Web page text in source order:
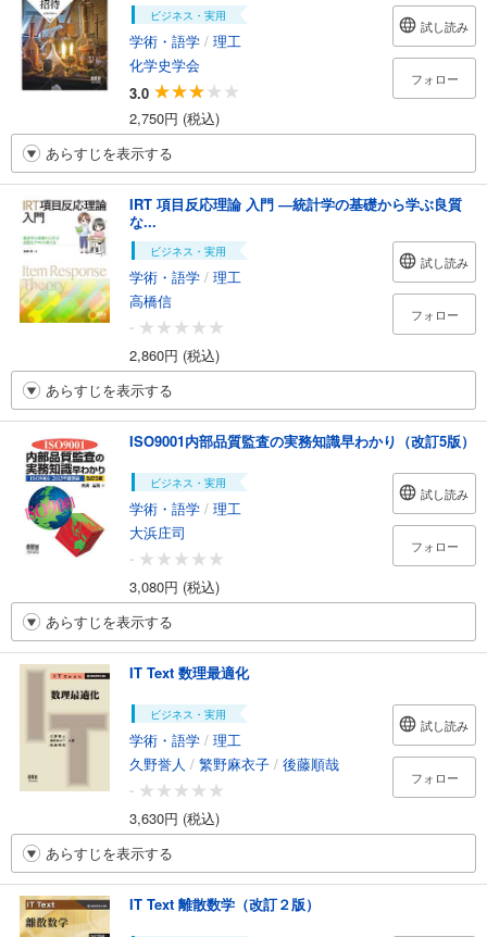
ビジネス・実用
学術・語学 / 理工
化学史学会
3.0
2,750円 (税込)
試し読み
フォロー
あらすじを表示する
IRT 項目反応理論 入門 ―統計学の基礎から学ぶ良質
な...
ビジネス・実用
学術・語学 / 理工
高橋信
-
2,860円 (税込)
試し読み
フォロー
あらすじを表示する
ISO9001内部品質監査の実務知識早わかり（改訂5版）
ビジネス・実用
学術・語学 / 理工
大浜庄司
-
3,080円 (税込)
試し読み
フォロー
あらすじを表示する
IT Text 数理最適化
ビジネス・実用
学術・語学 / 理工
久野誉人 / 繁野麻衣子 / 後藤順哉
-
3,630円 (税込)
試し読み
フォロー
あらすじを表示する
IT Text 離散数学（改訂２版）